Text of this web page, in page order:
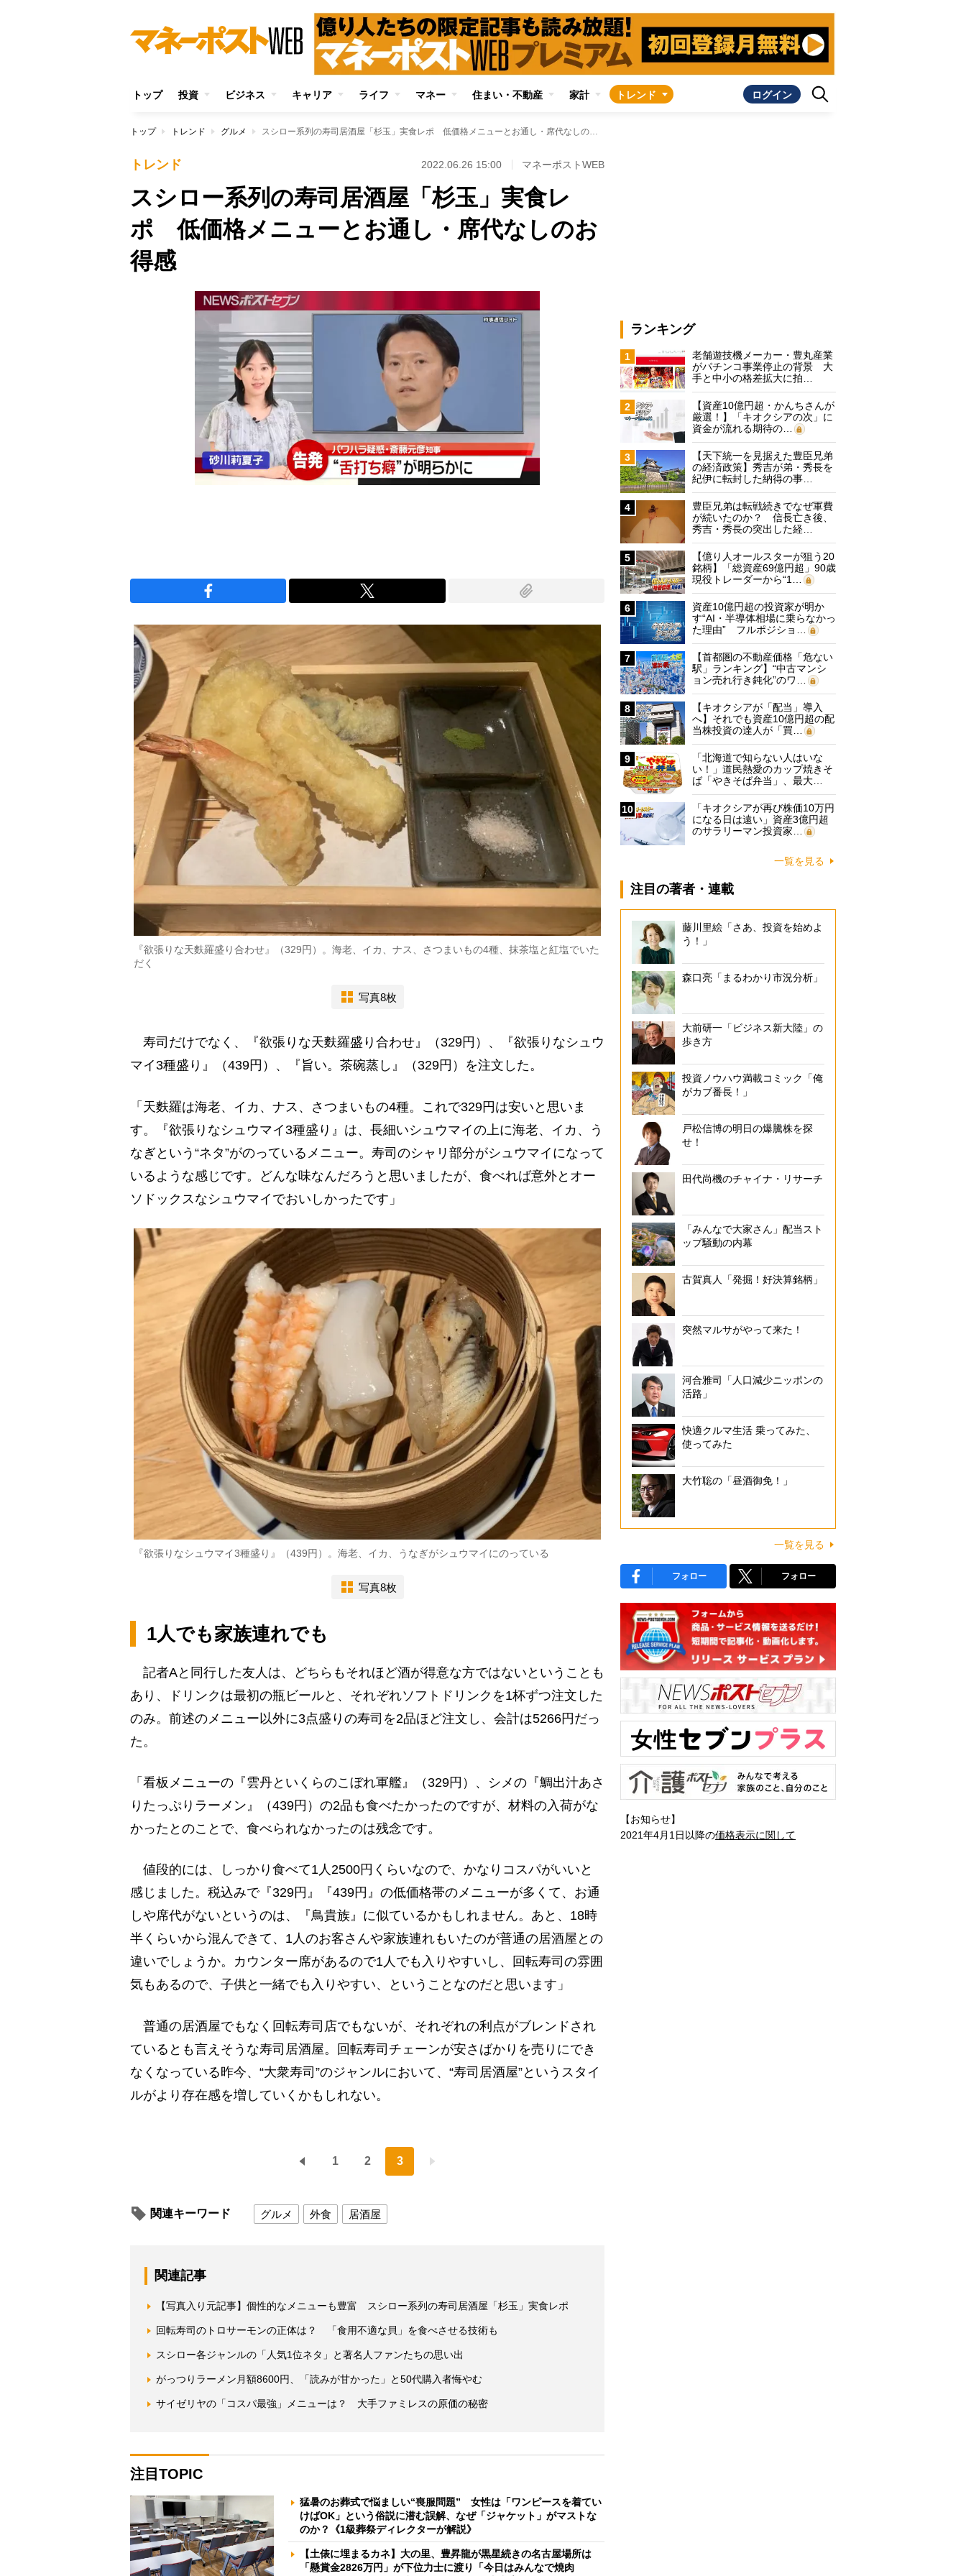
トップ 投資 ビジネス キャリア ライフ マネー 住まい・不動産 家計 トレンド ログイン
トップ トレンド グルメ スシロー系列の寿司居酒屋「杉玉」実食レポ 低価格メニューとお通し・席代なしのお得感
トレンド 2022.06.26 15:00 マネーポストWEB
スシロー系列の寿司居酒屋「杉玉」実食レ
ポ 低価格メニューとお通し・席代なしのお
得感
『欲張りな天麩羅盛り合わせ』（329円）。海老、イカ、ナス、さつまいもの4種、抹茶塩と紅塩でいた
だく
写真8枚
寿司だけでなく、『欲張りな天麩羅盛り合わせ』（329円）、『欲張りなシュウ
マイ3種盛り』（439円）、『旨い。茶碗蒸し』（329円）を注文した。
「天麩羅は海老、イカ、ナス、さつまいもの4種。これで329円は安いと思いま
す。『欲張りなシュウマイ3種盛り』は、長細いシュウマイの上に海老、イカ、う
なぎという“ネタ”がのっているメニュー。寿司のシャリ部分がシュウマイになって
いるような感じです。どんな味なんだろうと思いましたが、食べれば意外とオー
ソドックスなシュウマイでおいしかったです」
『欲張りなシュウマイ3種盛り』（439円）。海老、イカ、うなぎがシュウマイにのっている
写真8枚
1人でも家族連れでも
記者Aと同行した友人は、どちらもそれほど酒が得意な方ではないということも
あり、ドリンクは最初の瓶ビールと、それぞれソフトドリンクを1杯ずつ注文した
のみ。前述のメニュー以外に3点盛りの寿司を2品ほど注文し、会計は5266円だっ
た。
「看板メニューの『雲丹といくらのこぼれ軍艦』（329円）、シメの『鯛出汁あさ
りたっぷりラーメン』（439円）の2品も食べたかったのですが、材料の入荷がな
かったとのことで、食べられなかったのは残念です。
値段的には、しっかり食べて1人2500円くらいなので、かなりコスパがいいと
感じました。税込みで『329円』『439円』の低価格帯のメニューが多くて、お通
しや席代がないというのは、『鳥貴族』に似ているかもしれません。あと、18時
半くらいから混んできて、1人のお客さんや家族連れもいたのが普通の居酒屋との
違いでしょうか。カウンター席があるので1人でも入りやすいし、回転寿司の雰囲
気もあるので、子供と一緒でも入りやすい、ということなのだと思います」
普通の居酒屋でもなく回転寿司店でもないが、それぞれの利点がブレンドされ
ているとも言えそうな寿司居酒屋。回転寿司チェーンが安さばかりを売りにでき
なくなっている昨今、“大衆寿司”のジャンルにおいて、“寿司居酒屋”というスタイ
ルがより存在感を増していくかもしれない。
1 2 3
関連キーワード グルメ 外食 居酒屋
関連記事
【写真入り元記事】個性的なメニューも豊富 スシロー系列の寿司居酒屋「杉玉」実食レポ
回転寿司のトロサーモンの正体は？ 「食用不適な貝」を食べさせる技術も
スシロー各ジャンルの「人気1位ネタ」と著名人ファンたちの思い出
がっつりラーメン月額8600円、「読みが甘かった」と50代購入者悔やむ
サイゼリヤの「コスパ最強」メニューは？ 大手ファミレスの原価の秘密
注目TOPIC
猛暑のお葬式で悩ましい“喪服問題” 女性は「ワンピースを着てい
けばOK」という俗説に潜む誤解、なぜ「ジャケット」がマストな
のか？《1級葬祭ディレクターが解説》
【土俵に埋まるカネ】大の里、豊昇龍が黒星続きの名古屋場所は
「懸賞金2826万円」が下位力士に渡り「今日はみんなで焼肉
ランキング
1
老舗遊技機メーカー・豊丸産業
がパチンコ事業停止の背景 大
手と中小の格差拡大に拍…
2
【資産10億円超・かんちさんが
厳選！】「キオクシアの次」に
資金が流れる期待の…
3
【天下統一を見据えた豊臣兄弟
の経済政策】秀吉が弟・秀長を
紀伊に転封した納得の事…
4
豊臣兄弟は転戦続きでなぜ軍費
が続いたのか？ 信長亡き後、
秀吉・秀長の突出した経…
5
【億り人オールスターが狙う20
銘柄】「総資産69億円超」90歳
現役トレーダーから“1…
6
資産10億円超の投資家が明か
す“AI・半導体相場に乗らなかっ
た理由” フルポジショ…
7
【首都圏の不動産価格「危ない
駅」ランキング】“中古マンシ
ョン売れ行き鈍化”のワ…
8
【キオクシアが「配当」導入
へ】それでも資産10億円超の配
当株投資の達人が「買…
9
「北海道で知らない人はいな
い！」道民熱愛のカップ焼きそ
ば「やきそば弁当」、最大…
10
「キオクシアが再び株価10万円
になる日は遠い」資産3億円超
のサラリーマン投資家…
一覧を見る
注目の著者・連載
藤川里絵「さあ、投資を始めよ
う！」
森口亮「まるわかり市況分析」
大前研一「ビジネス新大陸」の
歩き方
投資ノウハウ満載コミック「俺
がカブ番長！」
戸松信博の明日の爆騰株を探
せ！
田代尚機のチャイナ・リサーチ
「みんなで大家さん」配当スト
ップ騒動の内幕
古賀真人「発掘！好決算銘柄」
突然マルサがやって来た！
河合雅司「人口減少ニッポンの
活路」
快適クルマ生活 乗ってみた、
使ってみた
大竹聡の「昼酒御免！」
一覧を見る
フォロー フォロー
【お知らせ】
2021年4月1日以降の価格表示に関して